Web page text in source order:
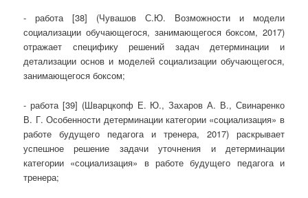
- работа [38] (Чувашов С.Ю. Возможности и модели
социализации обучающегося, занимающегося боксом, 2017)
отражает специфику решений задач детерминации и
детализации основ и моделей социализации обучающегося,
занимающегося боксом;
- работа [39] (Шварцкопф Е. Ю., Захаров А. В., Свинаренко
В. Г. Особенности детерминации категории «социализация» в
работе будущего педагога и тренера, 2017) раскрывает
успешное решение задачи уточнения и детерминации
категории «социализация» в работе будущего педагога и
тренера;